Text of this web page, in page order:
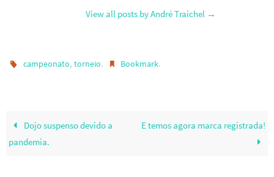
View all posts by André Traichel →
campeonato,torneio. Bookmark.
Dojo suspenso devido a
pandemia.
E temos agora marca registrada!